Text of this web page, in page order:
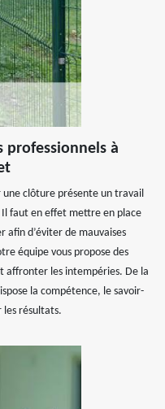
professionnels à
clôture présente un travail
Il faut en effet mettre en place
afin d’éviter de mauvaises
équipe vous propose des
affronter les intempéries. De la
la compétence, le savoir-
les résultats.